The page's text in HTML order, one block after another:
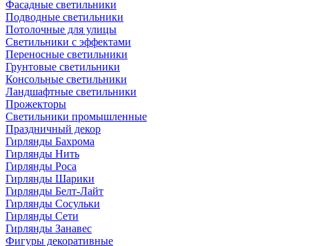
Фасадные светильники
Подводные светильники
Потолочные для улицы
Светильники с эффектами
Переносные светильники
Грунтовые светильники
Консольные светильники
Ландшафтные светильники
Прожекторы
Светильники промышленные
Праздничный декор
Гирлянды Бахрома
Гирлянды Нить
Гирлянды Роса
Гирлянды Шарики
Гирлянды Белт-Лайт
Гирлянды Сосульки
Гирлянды Сети
Гирлянды Занавес
Фигуры декоративные